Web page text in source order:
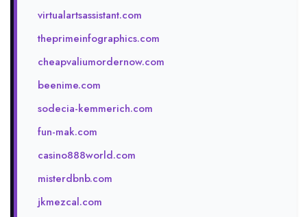
virtualartsassistant.com
theprimeinfographics.com
cheapvaliumordernow.com
beenime.com
sodecia-kemmerich.com
fun-mak.com
casino888world.com
misterdbnb.com
jkmezcal.com